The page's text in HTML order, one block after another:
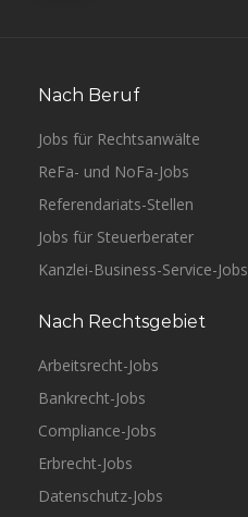
Nach Beruf
Jobs für Rechtsanwälte
ReFa- und NoFa-Jobs
Referendariats-Stellen
Jobs für Steuerberater
Kanzlei-Business-Service-Jobs
Nach Rechtsgebiet
Arbeitsrecht-Jobs
Bankrecht-Jobs
Compliance-Jobs
Erbrecht-Jobs
Datenschutz-Jobs